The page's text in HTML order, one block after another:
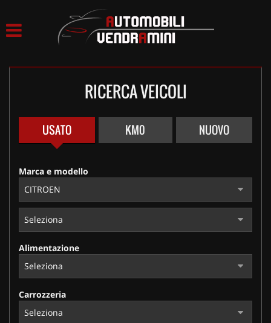
ASSISTENZA
RICERCA VEICOLI
USATO KM0 NUOVO
Marca e modello
Alimentazione
Carrozzeria